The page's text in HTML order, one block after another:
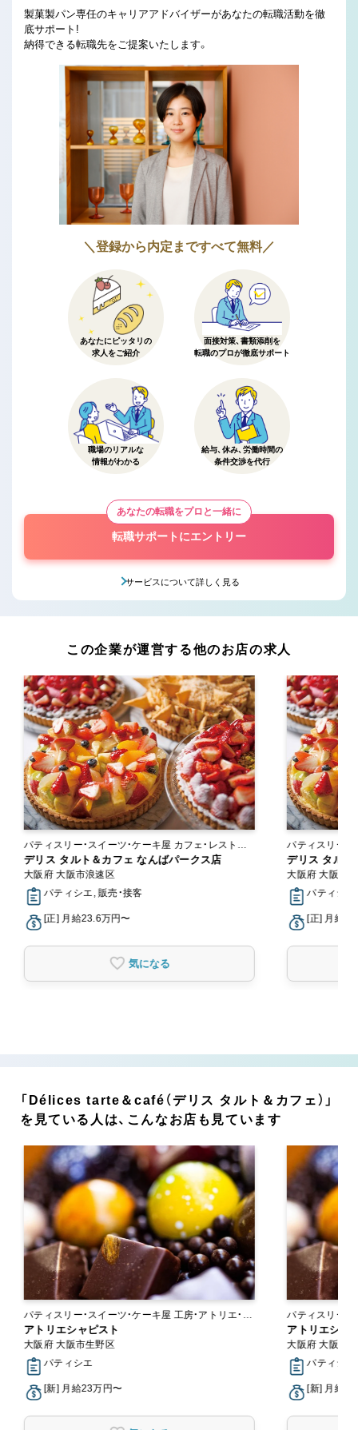
製菓製パン専任のキャリアアドバイザーがあなたの転職活動を徹
底サポート!
納得できる転職先をご提案いたします。
＼登録から内定まですべて無料／
あなたにピッタリの
求人をご紹介
面接対策、書類添削を
転職のプロが徹底サポート
職場のリアルな
情報がわかる
給与、休み、労働時間の
条件交渉を代行
あなたの転職をプロと一緒に
転職サポートにエントリー
サービスについて詳しく見る
この企業が運営する他のお店の求人
パティスリー・スイーツ・ケーキ屋 カフェ・レストラ
ン
デリス タルト＆カフェ なんばパークス店
大阪府 大阪市浪速区
パティシエ, 販売・接客
[正] 月給23.6万円〜
気になる
パティスリー・スイー
ン
デリス タルト
大阪府 大阪市
パティシエ
[正] 月給
「Délices tarte＆café（デリス タルト＆カフェ）」
を見ている人は、こんなお店も見ています
パティスリー・スイーツ・ケーキ屋 工房・アトリエ・オ
ンラインショップ
アトリエシャピスト
大阪府 大阪市生野区
パティシエ
[新] 月給23万円〜
パティスリー・スイーツ
ンラインショッ
アトリエシャ
大阪府 大阪市
パティシエ
[新] 月給23